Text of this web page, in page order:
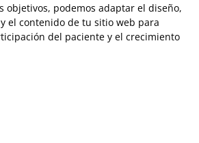
objetivos, podemos adaptar el diseño,
el contenido de tu sitio web para
del paciente y el crecimiento